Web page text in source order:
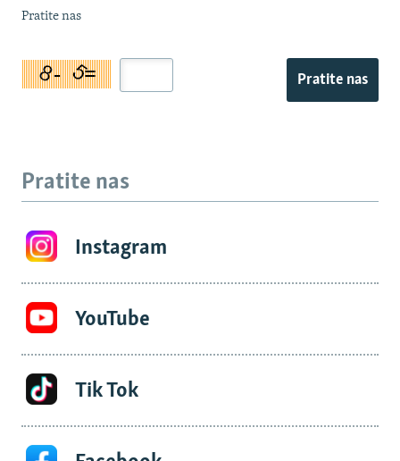
Pratite nas
Pratite nas
Pratite nas
Instagram
YouTube
Tik Tok